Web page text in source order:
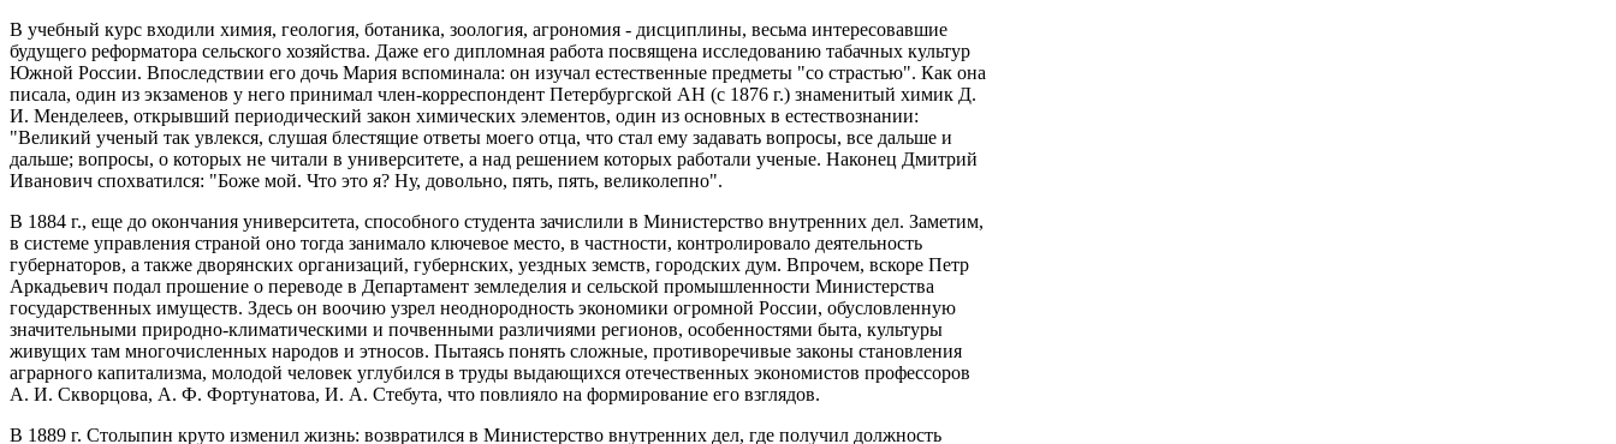
В учебный курс входили химия, геология, ботаника, зоология, агрономия - дисциплины, весьма интересовавшие
будущего реформатора сельского хозяйства. Даже его дипломная работа посвящена исследованию табачных культур
Южной России. Впоследствии его дочь Мария вспоминала: он изучал естественные предметы "со страстью". Как она
писала, один из экзаменов у него принимал член-корреспондент Петербургской АН (с 1876 г.) знаменитый химик Д.
И. Менделеев, открывший периодический закон химических элементов, один из основных в естествознании:
"Великий ученый так увлекся, слушая блестящие ответы моего отца, что стал ему задавать вопросы, все дальше и
дальше; вопросы, о которых не читали в университете, а над решением которых работали ученые. Наконец Дмитрий
Иванович спохватился: "Боже мой. Что это я? Ну, довольно, пять, пять, великолепно".
В 1884 г., еще до окончания университета, способного студента зачислили в Министерство внутренних дел. Заметим,
в системе управления страной оно тогда занимало ключевое место, в частности, контролировало деятельность
губернаторов, а также дворянских организаций, губернских, уездных земств, городских дум. Впрочем, вскоре Петр
Аркадьевич подал прошение о переводе в Департамент земледелия и сельской промышленности Министерства
государственных имуществ. Здесь он воочию узрел неоднородность экономики огромной России, обусловленную
значительными природно-климатическими и почвенными различиями регионов, особенностями быта, культуры
живущих там многочисленных народов и этносов. Пытаясь понять сложные, противоречивые законы становления
аграрного капитализма, молодой человек углубился в труды выдающихся отечественных экономистов профессоров
А. И. Скворцова, А. Ф. Фортунатова, И. А. Стебута, что повлияло на формирование его взглядов.
В 1889 г. Столыпин круто изменил жизнь: возвратился в Министерство внутренних дел, где получил должность